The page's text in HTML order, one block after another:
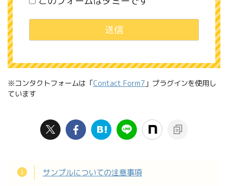
※コンタクトフォームは「Contact Form7 」プラグインを使用し
ています
サンプルについての注意事項